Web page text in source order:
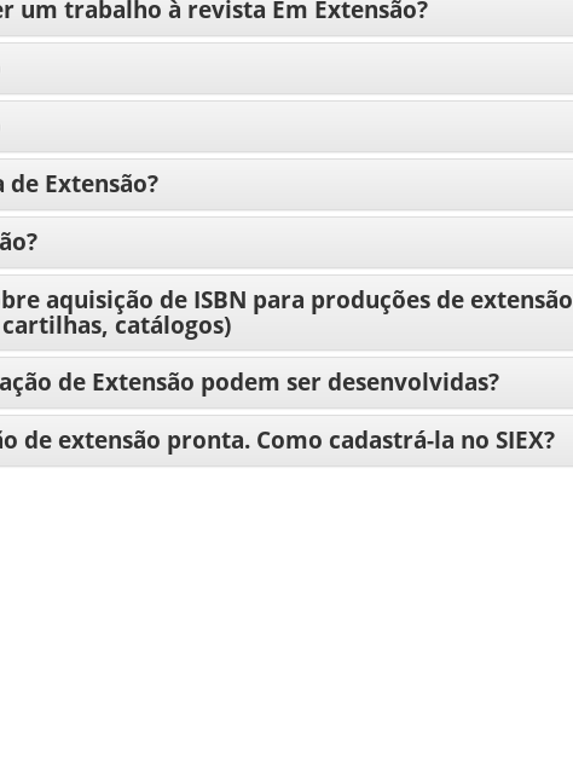
um trabalho à revista Em Extensão?
Extensão?
aquisição de ISBN para produções de extensão
catálogos)
de Extensão podem ser desenvolvidas?
de extensão pronta. Como cadastrá-la no SIEX?